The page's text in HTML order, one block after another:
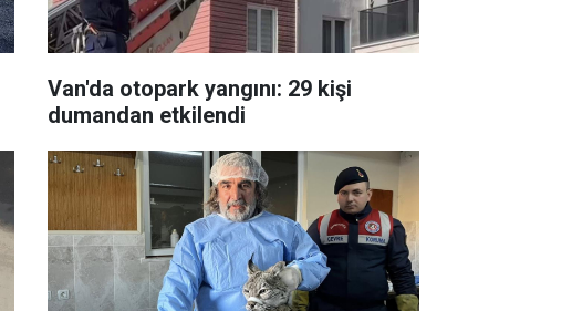
Van'da otopark yangını: 29 kişi
dumandan etkilendi